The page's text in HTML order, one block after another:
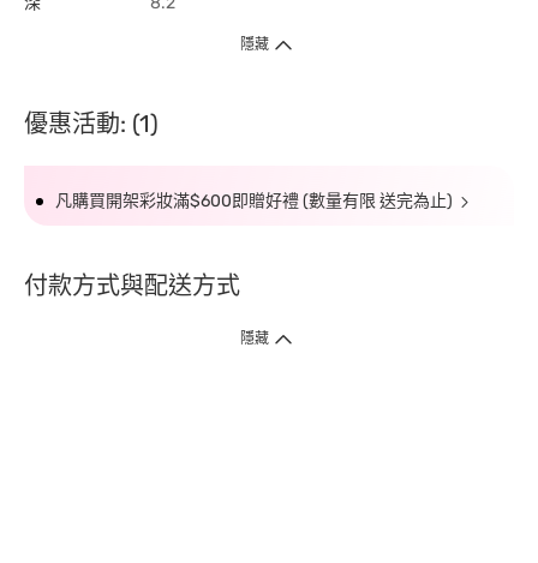
隱藏
優惠活動: (1)
凡購買開架彩妝滿$600即贈好禮 (數量有限 送完為止)
付款方式與配送方式
隱藏